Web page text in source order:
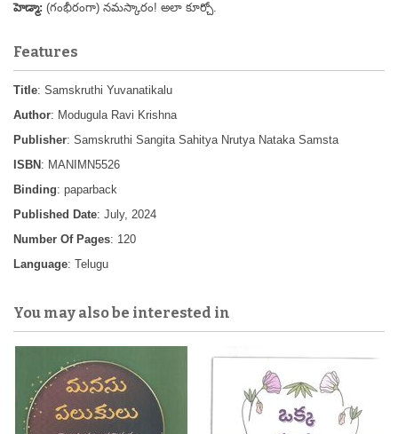
హెడ్మా: (గంభీరంగా) నమస్కారం! అలా కూర్చో.
Features
Title: Samskruthi Yuvanatikalu
Author: Modugula Ravi Krishna
Publisher: Samskruthi Sangita Sahitya Nrutya Nataka Samsta
ISBN : MANIMN5526
Binding: paparback
Published Date: July, 2024
Number Of Pages: 120
Language: Telugu
You may also be interested in